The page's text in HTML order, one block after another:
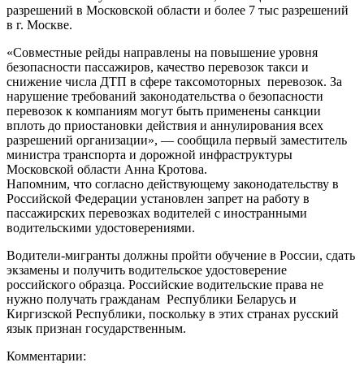
разрешений в Московской области и более 7 тыс разрешений
в г. Москве.
«Совместные рейды направлены на повышение уровня
безопасности пассажиров, качество перевозок такси и
снижение числа ДТП в сфере таксомоторных перевозок. За
нарушение требований законодательства о безопасности
перевозок к компаниям могут быть применены санкции
вплоть до приостановки действия и аннулирования всех
разрешений организации», — сообщила первый заместитель
министра транспорта и дорожной инфраструктуры
Московской области Анна Кротова.
Напомним, что согласно действующему законодательству в
Российской Федерации установлен запрет на работу в
пассажирских перевозках водителей с иностранными
водительскими удостоверениями.
Водители-мигранты должны пройти обучение в России, сдать
экзамены и получить водительское удостоверение
российского образца. Российские водительские права не
нужно получать гражданам Республики Беларусь и
Киргизской Республики, поскольку в этих странах русский
язык признан государственным.
Комментарии: